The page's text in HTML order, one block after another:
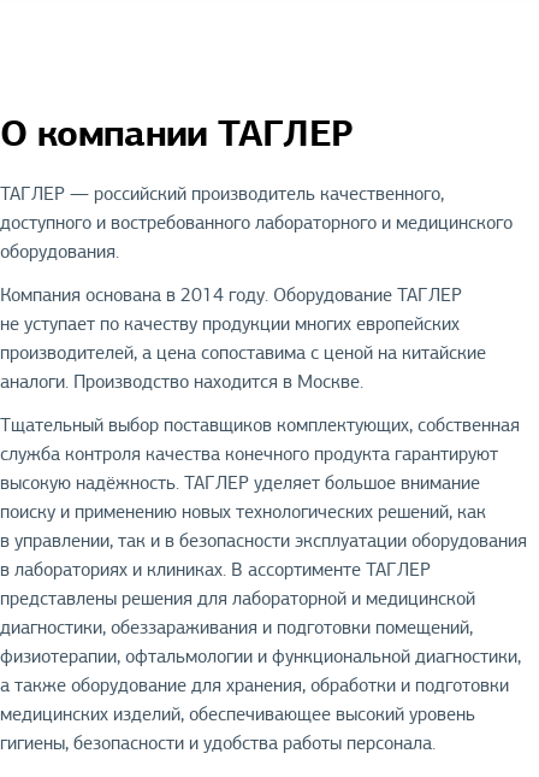
О компании ТАГЛЕР
ТАГЛЕР — российский производитель качественного,
доступного и востребованного лабораторного и медицинского
оборудования.
Компания основана в 2014 году. Оборудование ТАГЛЕР
не уступает по качеству продукции многих европейских
производителей, а цена сопоставима с ценой на китайские
аналоги. Производство находится в Москве.
Тщательный выбор поставщиков комплектующих, собственная
служба контроля качества конечного продукта гарантируют
высокую надёжность. ТАГЛЕР уделяет большое внимание
поиску и применению новых технологических решений, как
в управлении, так и в безопасности эксплуатации оборудования
в лабораториях и клиниках. В ассортименте ТАГЛЕР
представлены решения для лабораторной и медицинской
диагностики, обеззараживания и подготовки помещений,
физиотерапии, офтальмологии и функциональной диагностики,
а также оборудование для хранения, обработки и подготовки
медицинских изделий, обеспечивающее высокий уровень
гигиены, безопасности и удобства работы персонала.